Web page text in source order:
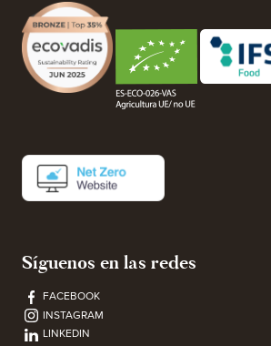
Síguenos en las redes
FACEBOOK
INSTAGRAM
LINKEDIN